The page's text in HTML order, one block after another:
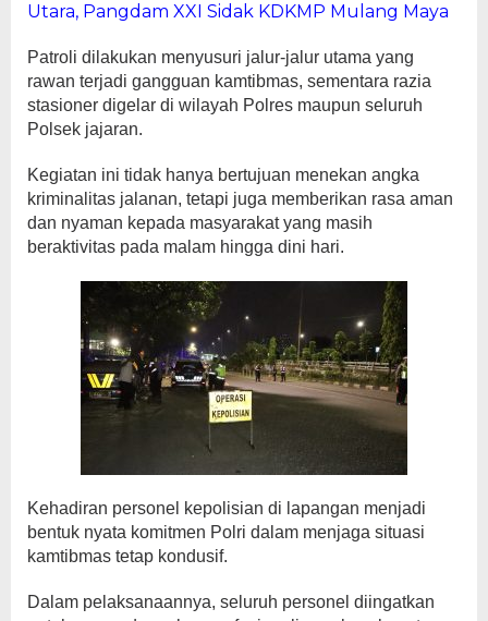
Utara, Pangdam XXI Sidak KDKMP Mulang Maya
Patroli dilakukan menyusuri jalur-jalur utama yang
rawan terjadi gangguan kamtibmas, sementara razia
stasioner digelar di wilayah Polres maupun seluruh
Polsek jajaran.
Kegiatan ini tidak hanya bertujuan menekan angka
kriminalitas jalanan, tetapi juga memberikan rasa aman
dan nyaman kepada masyarakat yang masih
beraktivitas pada malam hingga dini hari.
Kehadiran personel kepolisian di lapangan menjadi
bentuk nyata komitmen Polri dalam menjaga situasi
kamtibmas tetap kondusif.
Dalam pelaksanaannya, seluruh personel diingatkan